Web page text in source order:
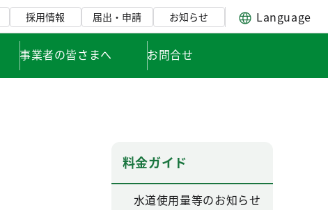
採用情報 届出・申請 お知らせ Language
事業者の皆さまへ お問合せ
料金ガイド
水道使用量等のお知らせ